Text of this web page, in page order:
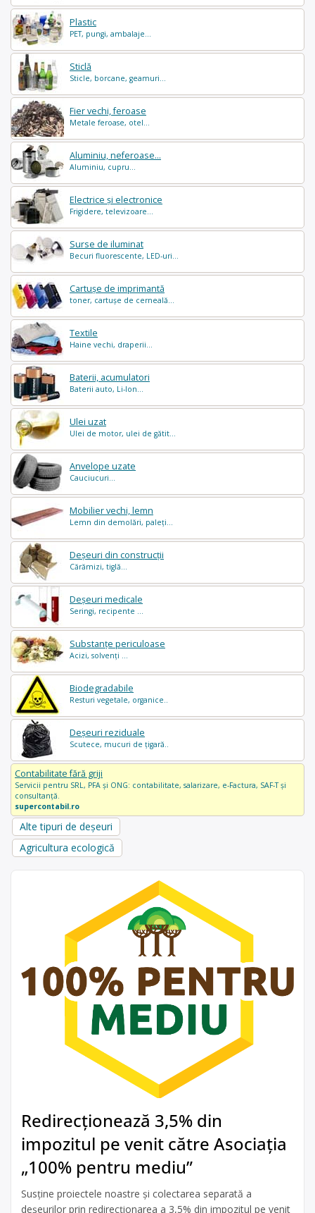
Plastic
PET, pungi, ambalaje...
Sticlă
Sticle, borcane, geamuri...
Fier vechi, feroase
Metale feroase, otel...
Aluminiu, neferoase...
Aluminiu, cupru...
Electrice și electronice
Frigidere, televizoare...
Surse de iluminat
Becuri fluorescente, LED-uri...
Cartușe de imprimantă
toner, cartușe de cerneală...
Textile
Haine vechi, draperii...
Baterii, acumulatori
Baterii auto, Li-Ion...
Ulei uzat
Ulei de motor, ulei de gătit...
Anvelope uzate
Cauciucuri...
Mobilier vechi, lemn
Lemn din demolări, paleți...
Deșeuri din construcții
Cărămizi, tiglă...
Deșeuri medicale
Seringi, recipente ...
Substanțe periculoase
Acizi, solvenți ...
Biodegradabile
Resturi vegetale, organice..
Deșeuri reziduale
Scutece, mucuri de țigară..
Contabilitate fără griji
Servicii pentru SRL, PFA și ONG: contabilitate, salarizare, e-Factura, SAF-T și
consultanță.
supercontabil.ro
Alte tipuri de deșeuri
Agricultura ecologică
Redirecționează 3,5% din
impozitul pe venit către Asociația
„100% pentru mediu”
Susține proiectele noastre și colectarea separată a
deșeurilor prin redirecționarea a 3,5% din impozitul pe venit